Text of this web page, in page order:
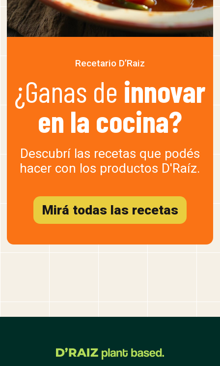
Recetario D’Raiz
¿Ganas de innovar
en la cocina?
Descubrí las recetas que podés
hacer con los productos D'Raíz.
Mirá todas las recetas